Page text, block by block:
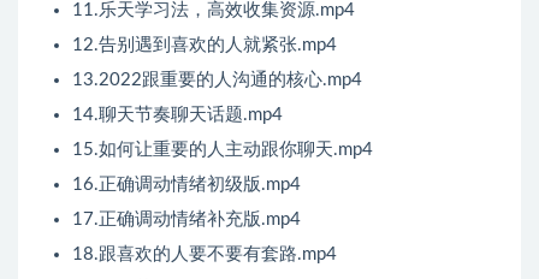
11.乐天学习法，高效收集资源.mp4
12.告别遇到喜欢的人就紧张.mp4
13.2022跟重要的人沟通的核心.mp4
14.聊天节奏聊天话题.mp4
15.如何让重要的人主动跟你聊天.mp4
16.正确调动情绪初级版.mp4
17.正确调动情绪补充版.mp4
18.跟喜欢的人要不要有套路.mp4